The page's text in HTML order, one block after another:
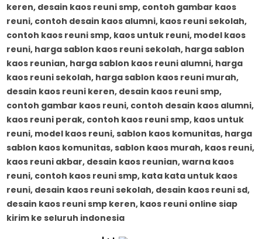
keren, desain kaos reuni smp, contoh gambar kaos
reuni, contoh desain kaos alumni, kaos reuni sekolah,
contoh kaos reuni smp, kaos untuk reuni, model kaos
reuni, harga sablon kaos reuni sekolah, harga sablon
kaos reunian, harga sablon kaos reuni alumni, harga
kaos reuni sekolah, harga sablon kaos reuni murah,
desain kaos reuni keren, desain kaos reuni smp,
contoh gambar kaos reuni, contoh desain kaos alumni,
kaos reuni perak, contoh kaos reuni smp, kaos untuk
reuni, model kaos reuni, sablon kaos komunitas, harga
sablon kaos komunitas, sablon kaos murah, kaos reuni,
kaos reuni akbar, desain kaos reunian, warna kaos
reuni, contoh kaos reuni smp, kata kata untuk kaos
reuni, desain kaos reuni sekolah, desain kaos reuni sd,
desain kaos reuni smp keren, kaos reuni online siap
kirim ke seluruh indonesia